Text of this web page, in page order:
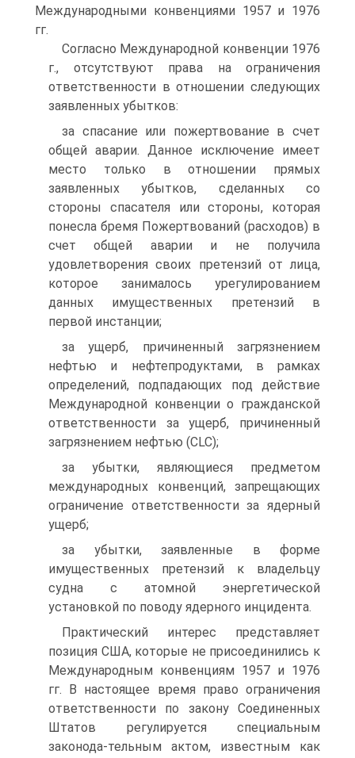
Международными конвенциями 1957 и 1976
гг.
Согласно Международной конвенции 1976
г., отсутствуют права на ограничения
ответственности в отношении следующих
заявленных убытков:
за спасание или пожертвование в счет
общей аварии. Данное исключение имеет
место только в отношении прямых
заявленных убытков, сделанных со
стороны спасателя или стороны, которая
понесла бремя Пожертвований (расходов) в
счет общей аварии и не получила
удовлетворения своих претензий от лица,
которое занималось урегулированием
данных имущественных претензий в
первой инстанции;
за ущерб, причиненный загрязнением
нефтью и нефтепродуктами, в рамках
определений, подпадающих под действие
Международной конвенции о гражданской
ответственности за ущерб, причиненный
загрязнением нефтью (CLC);
за убытки, являющиеся предметом
международных конвенций, запрещающих
ограничение ответственности за ядерный
ущерб;
за убытки, заявленные в форме
имущественных претензий к владельцу
судна с атомной энергетической
установкой по поводу ядерного инцидента.
Практический интерес представляет
позиция США, которые не присоединились к
Международным конвенциям 1957 и 1976
гг. В настоящее время право ограничения
ответственности по закону Соединенных
Штатов регулируется специальным
законода-тельным актом, известным как